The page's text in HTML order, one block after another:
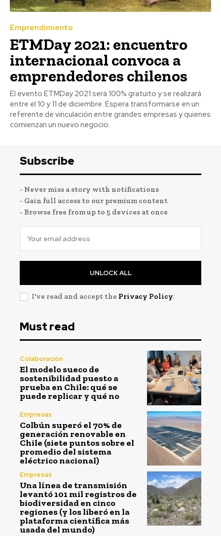
Emprendimiento
ETMDay 2021: encuentro
internacional convoca a
emprendedores chilenos
El evento ETMDay 2021 será 100% gratuito y se realizará
entre el 10 y 11 de diciembre. Espera transformarse en un
referente de vinculación entre grandes empresas y quienes
comienzan un nuevo negocio.
Subscribe
- Never miss a story with notifications
- Gain full access to our premium content
- Browse free from up to 5 devices at once
UNLOCK ALL
I've read and accept the Privacy Policy.
Must read
Colaboración
El modelo sueco de
sostenibilidad puesto a
prueba en Chile: qué se
puede replicar y qué no
Empresas
Colbún superó el 70% de
generación renovable en
Chile (siete puntos sobre el
promedio del sistema
eléctrico nacional)
Empresas
Una línea de transmisión
levantó 101 mil registros de
biodiversidad en cinco
regiones (y los liberó en la
plataforma científica más
usada del mundo)